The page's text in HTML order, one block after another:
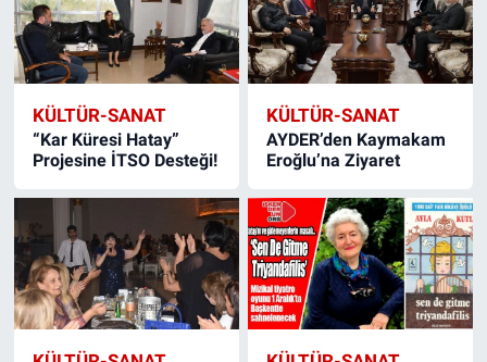
KÜLTÜR-SANAT
“Kar Küresi Hatay”
Projesine İTSO Desteği!
KÜLTÜR-SANAT
AYDER’den Kaymakam
Eroğlu’na Ziyaret